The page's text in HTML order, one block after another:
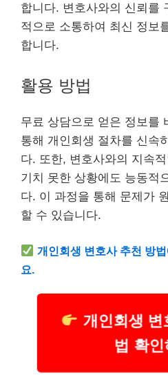
합니다. 변호사와의 신뢰를
적으로 소통하여 최신 정보
합니다.
활용 방법
무료 상담으로 얻은 정보를
통해 개인회생 절차를 신속
다. 또한, 변호사와의 지속
기치 못한 상황에도 능동적
다. 이 과정을 통해 문제가
할 수 있습니다.
개인회생 변호사 추천 방
요.
개인회생 변
법 확인